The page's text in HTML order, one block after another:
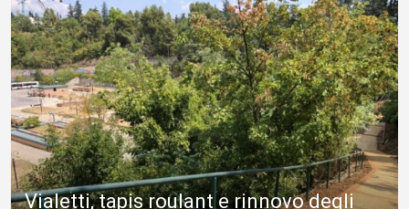
Vialetti, tapis roulant e rinnovo degli